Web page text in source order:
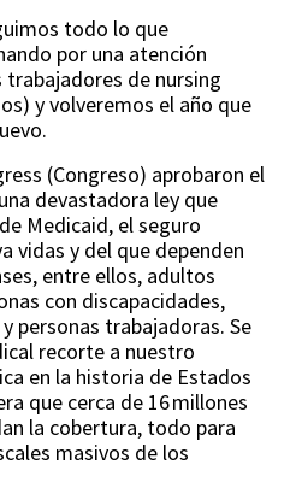
todo lo que
por una atención
trabajadores de nursing
y volveremos el año que
(Congreso) aprobaron el
devastadora ley que
Medicaid, el seguro
vidas y del que dependen
entre ellos, adultos
con discapacidades,
personas trabajadoras. Se
recorte a nuestro
en la historia de Estados
que cerca de 16 millones
la cobertura, todo para
masivos de los